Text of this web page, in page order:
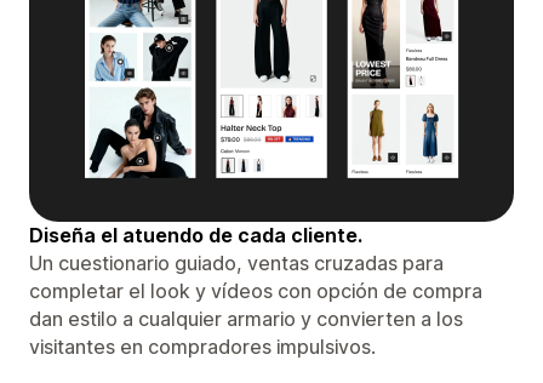
Diseña el atuendo de cada cliente.
Un cuestionario guiado, ventas cruzadas para
completar el look y vídeos con opción de compra
dan estilo a cualquier armario y convierten a los
visitantes en compradores impulsivos.